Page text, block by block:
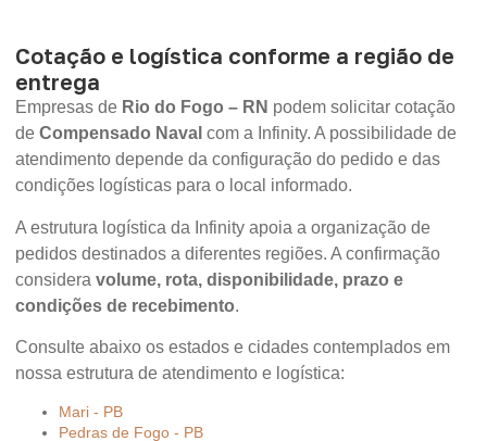
Cotação e logística conforme a região de
entrega
Empresas de Rio do Fogo – RN podem solicitar cotação
de Compensado Naval com a Infinity. A possibilidade de
atendimento depende da configuração do pedido e das
condições logísticas para o local informado.
A estrutura logística da Infinity apoia a organização de
pedidos destinados a diferentes regiões. A confirmação
considera volume, rota, disponibilidade, prazo e
condições de recebimento.
Consulte abaixo os estados e cidades contemplados em
nossa estrutura de atendimento e logística:
Mari - PB
Pedras de Fogo - PB